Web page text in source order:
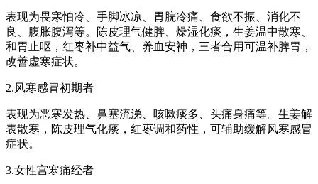
表现为畏寒怕冷、手脚冰凉、胃脘冷痛、食欲不振、消化不
良、腹胀腹泻等。陈皮理气健脾、燥湿化痰，生姜温中散寒、
和胃止呕，红枣补中益气、养血安神，三者合用可温补脾胃，
改善虚寒症状。
2.风寒感冒初期者
表现为恶寒发热、鼻塞流涕、咳嗽痰多、头痛身痛等。生姜解
表散寒，陈皮理气化痰，红枣调和药性，可辅助缓解风寒感冒
症状。
3.女性宫寒痛经者